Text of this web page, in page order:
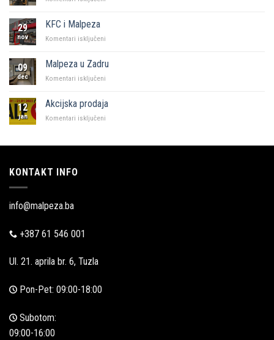
29
nov
KFC i Malpeza
Komentari isključeni
Malpeza
09
dec
Malpeza u Zadru
Komentari isključeni
Zadru
12
jan
Akcijska prodaja
Komentari isključeni
KONTAKT INFO
info@malpeza.ba
+387 61 546 001
Ul. 21. aprila br. 6, Tuzla
Pon-Pet: 09:00-18:00
Subotom:
09:00-16:00